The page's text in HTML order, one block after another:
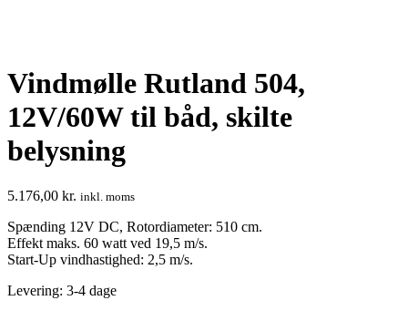
Vindmølle Rutland 504,
12V/60W til båd, skilte
belysning
5.176,00 kr. inkl. moms
Spænding 12V DC, Rotordiameter: 510 cm.
Effekt maks. 60 watt ved 19,5 m/s.
Start-Up vindhastighed: 2,5 m/s.
Levering: 3-4 dage